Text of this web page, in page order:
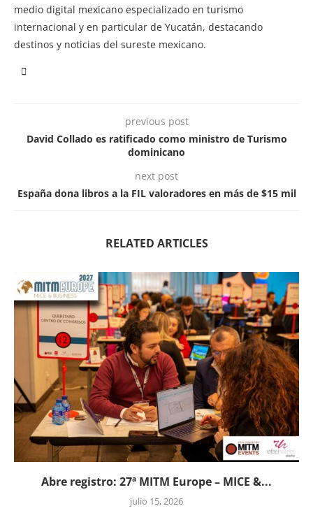
medio digital mexicano especializado en turismo
internacional y en particular de Yucatán, destacando
destinos y noticias del sureste mexicano.
previous post
David Collado es ratificado como ministro de Turismo
dominicano
next post
España dona libros a la FIL valoradores en más de $15 mil
RELATED ARTICLES
Abre registro: 27ª MITM Europe – MICE &...
julio 15, 2026